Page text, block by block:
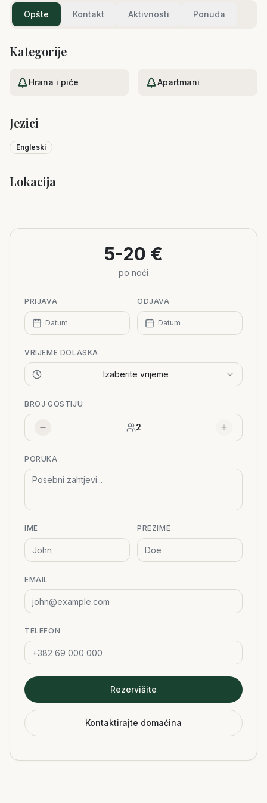
Opšte Kontakt Aktivnosti Ponuda
Kategorije
Hrana i piće Apartmani
Jezici
Engleski
Lokacija
−
5-20 €
po noći
PRIJAVA
Datum
ODJAVA
Datum
VRIJEME DOLASKA
Izaberite vrijeme
BROJ GOSTIJU
2
PORUKA
IME PREZIME
EMAIL
TELEFON
Rezervišite
Kontaktirajte domaćina